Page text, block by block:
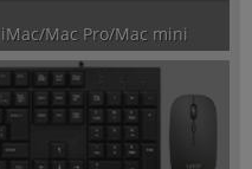
iMac/Mac Pro/Mac mini